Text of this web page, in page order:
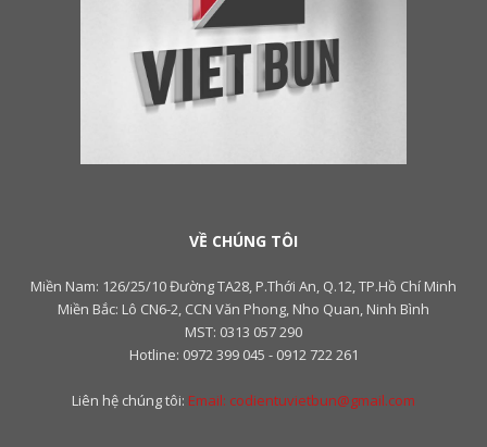
VỀ CHÚNG TÔI
Miền Nam: 126/25/10 Đường TA28, P.Thới An, Q.12, TP.Hồ Chí Minh
Miền Bắc: Lô CN6-2, CCN Văn Phong, Nho Quan, Ninh Bình
MST: 0313 057 290
Hotline: 0972 399 045 - 0912 722 261
Liên hệ chúng tôi: Email: codientuvietbun@gmail.com